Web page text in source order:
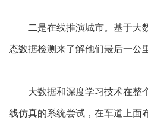
二是在线推演城市。基于大数
态数据检测来了解他们最后一公
大数据和深度学习技术在整个
线仿真的系统尝试，在车道上面